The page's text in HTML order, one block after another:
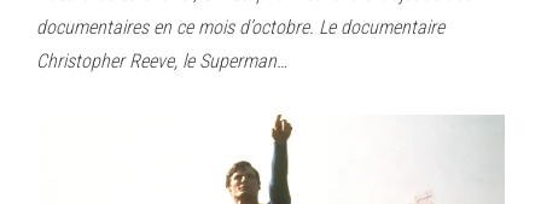
documentaires en ce mois d’octobre. Le documentaire
Christopher Reeve, le Superman…